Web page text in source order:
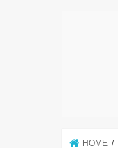
HOME